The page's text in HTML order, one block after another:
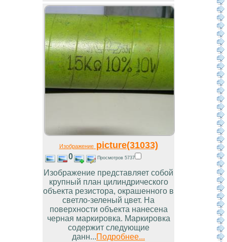
Изображениеpicture(31033)
0 Просмотров 5737
Изображение представляет собой
крупный план цилиндрического
объекта резистора, окрашенного в
светло-зеленый цвет. На
поверхности объекта нанесена
черная маркировка. Маркировка
содержит следующие
данн... Подробнее...